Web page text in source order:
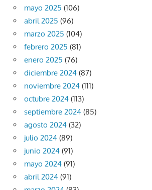
mayo 2025 (106)
abril 2025 (96)
marzo 2025 (104)
febrero 2025 (81)
enero 2025 (76)
diciembre 2024 (87)
noviembre 2024 (111)
octubre 2024 (113)
septiembre 2024 (85)
agosto 2024 (32)
julio 2024 (89)
junio 2024 (91)
mayo 2024 (91)
abril 2024 (91)